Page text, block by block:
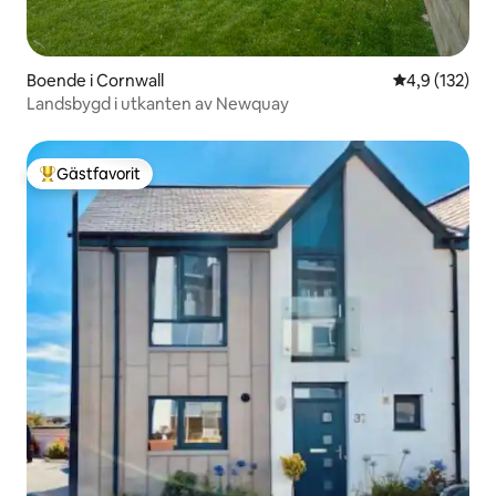
Boende i Cornwall 4,9 av 5 i
4,9 (132)
Landsbygd i utkanten av Newquay
Populär gästfavorit
Gästfavorit